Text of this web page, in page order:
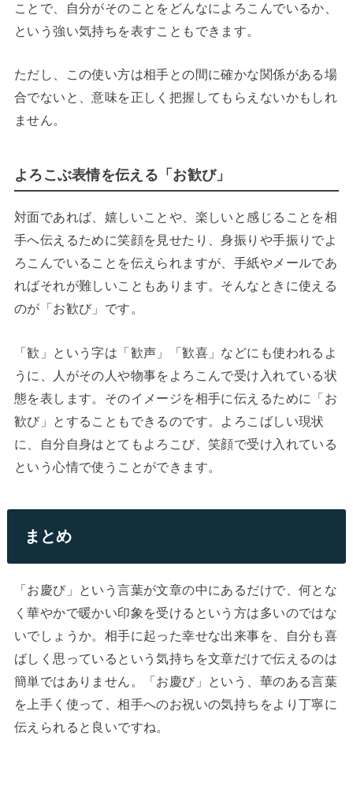
ことで、自分がそのことをどんなによろこんでいるか、
という強い気持ちを表すこともできます。
ただし、この使い方は相手との間に確かな関係がある場
合でないと、意味を正しく把握してもらえないかもしれ
ません。
よろこぶ表情を伝える「お歓び」
対面であれば、嬉しいことや、楽しいと感じることを相
手へ伝えるために笑顔を見せたり、身振りや手振りでよ
ろこんでいることを伝えられますが、手紙やメールであ
ればそれが難しいこともあります。そんなときに使える
のが「お歓び」です。
「歓」という字は「歓声」「歓喜」などにも使われるよ
うに、人がその人や物事をよろこんで受け入れている状
態を表します。そのイメージを相手に伝えるために「お
歓び」とすることもできるのです。よろこばしい現状
に、自分自身はとてもよろこび、笑顔で受け入れている
という心情で使うことができます。
まとめ
「お慶び」という言葉が文章の中にあるだけで、何とな
く華やかで暖かい印象を受けるという方は多いのではな
いでしょうか。相手に起った幸せな出来事を、自分も喜
ばしく思っているという気持ちを文章だけで伝えるのは
簡単ではありません。「お慶び」という、華のある言葉
を上手く使って、相手へのお祝いの気持ちをより丁寧に
伝えられると良いですね。